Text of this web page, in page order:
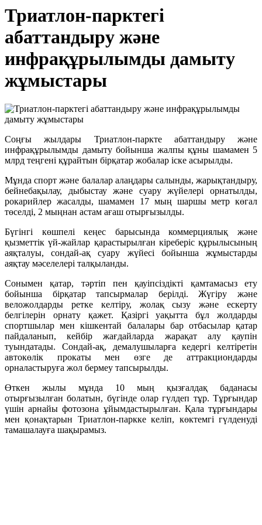
Триатлон-парктегі
абаттандыру және
инфрақұрылымды дамыту
жұмыстары
Соңғы жылдары Триатлон-паркте абаттандыру және
инфрақұрылымды дамыту бойынша жалпы құны шамамен 5
млрд теңгені құрайтын бірқатар жобалар іске асырылды.
Мұнда спорт және балалар алаңдары салынды, жарықтандыру,
бейнебақылау, дыбыстау және суару жүйелері орнатылды,
рокарийлер жасалды, шамамен 17 мың шаршы метр көгал
төселді, 2 мыңнан астам ағаш отырғызылды.
Бүгінгі көшпелі кеңес барысында коммерциялық және
қызметтік үй-жайлар қарастырылған кіреберіс құрылысының
аяқталуы, сондай-ақ суару жүйесі бойынша жұмыстарды
аяқтау мәселелері талқыланды.
Сонымен қатар, тәртіп пен қауіпсіздікті қамтамасыз ету
бойынша бірқатар тапсырмалар берілді. Жүгіру және
веложолдарды ретке келтіру, жолақ сызу және ескерту
белгілерін орнату қажет. Қазіргі уақытта бұл жолдарды
спортшылар мен кішкентай балалары бар отбасылар қатар
пайдаланып, кейбір жағдайларда жарақат алу қаупін
туындатады. Сондай-ақ, демалушыларға кедергі келтіретін
автокөлік прокаты мен өзге де аттракциондарды
орналастыруға жол бермеу тапсырылды.
Өткен жылы мұнда 10 мың қызғалдақ баданасы
отырғызылған болатын, бүгінде олар гүлдеп тұр. Тұрғындар
үшін арнайы фотозона ұйымдастырылған. Қала тұрғындары
мен қонақтарын Триатлон-паркке келіп, көктемгі гүлденуді
тамашалауға шақырамыз.